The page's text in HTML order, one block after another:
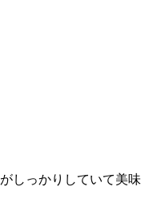
しっかりしていて